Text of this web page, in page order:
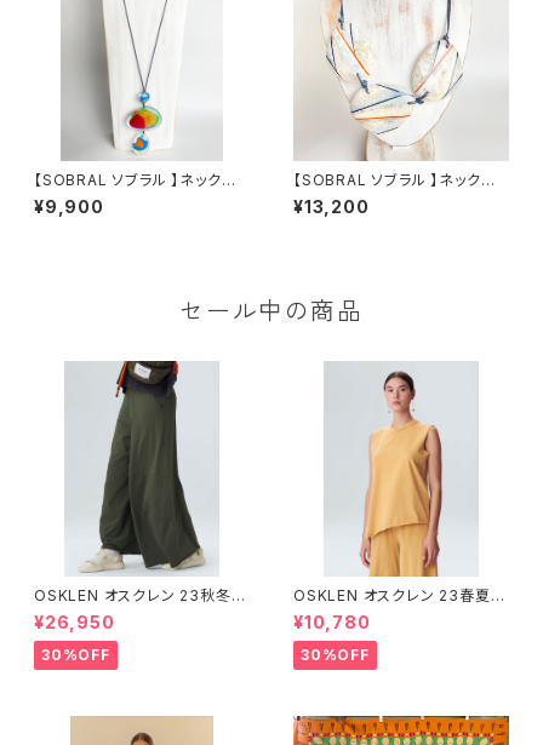
【SOBRAL ソブラル 】ネックレ
ス CO IDEIA NUAGE ②
¥9,900
【SOBRAL ソブラル 】ネックレ
ス CO EBONY LAGRIMA
¥13,200
セール中の商品
OSKLEN オスクレン 23秋冬
ボトムス 1045-69665
¥26,950
30%OFF
OSKLEN オスクレン 23春夏 ト
ップス 1027-67292
¥10,780
30%OFF